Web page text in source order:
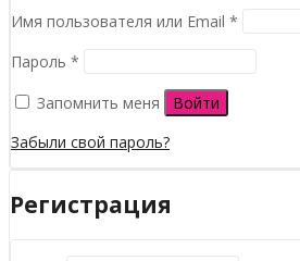
Имя пользователя или Email *
Пароль *
Запомнить меня
Войти
Забыли свой пароль?
Регистрация